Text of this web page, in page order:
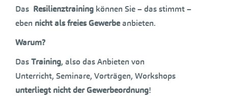
Das Resilienztraining können Sie – das stimmt –
eben nicht als freies Gewerbeanbieten.
Warum?
DasTraining, also das Anbieten von
Unterricht, Seminare, Vorträgen, Workshops
unterliegt nicht der Gewerbeordnung!